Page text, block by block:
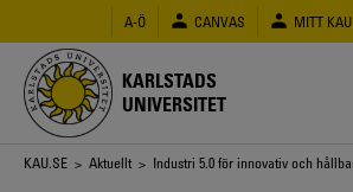
huvudinnehåll
A-Ö CANVAS MITT KAU
KARLSTADS
UNIVERSITET
Länkstig
KAU.SE > Aktuellt > Industri 5.0 för innovativ och